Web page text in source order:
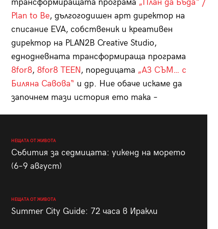
трансформиращата програма „План да Бъда“ /
Plan to Be, дългогодишен арт директор на
списание EVA, собственик и креативен
директор на PLAN2B Creative Studio,
еднодневната трансформираща програма
8for8, 8for8 TEEN, поредицата „АЗ СЪМ… с
Биляна Савова“ и др. Ние обаче искаме да
започнем тази история ето така –
НЕЩАТА ОТ ЖИВОТА
Събития за седмицата: уикенд на морето
(6–9 август)
НЕЩАТА ОТ ЖИВОТА
Summer City Guide: 72 часа в Иракли